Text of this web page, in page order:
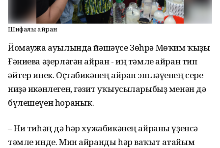
Шифалы айран
Йомағужа ауылында йәшәүсе Зөһрә Мөҡим ҡыҙы
Ғәниева әҙерләгән айран - иң тәмле айран тип
әйтер инек. Оҫтабикәнең айран эшләүенең сере
ниҙә икәнлеген, гәзит уҡыусыларыбыҙ менән дә
бүлешеүен һораныҡ.
– Ни тиһәң дә һәр хужабикәнең айраны үҙенсә
тәмле инде. Мин айранды һәр ваҡыт атайым